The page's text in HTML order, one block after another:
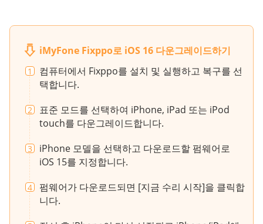
iMyFone Fixppo로 iOS 16 다운그레이드하기
1
컴퓨터에서 Fixppo를 설치 및 실행하고 복구를 선
택합니다.
2
표준 모드를 선택하여 iPhone, iPad 또는 iPod
touch를 다운그레이드합니다.
3
iPhone 모델을 선택하고 다운로드할 펌웨어로
iOS 15를 지정합니다.
4
펌웨어가 다운로드되면 [지금 수리 시작]을 클릭합
니다.